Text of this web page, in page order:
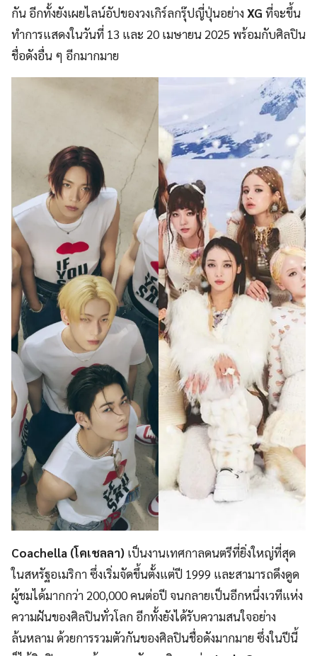
กัน อีกทั้งยังเผยไลน์อัปของวงเกิร์ลกรุ๊ปญี่ปุ่นอย่างXG ที่จะขึ้น
ทำการแสดงในวันที่ 13 และ 20 เมษายน 2025 พร้อมกับศิลปิน
ชื่อดังอื่น ๆ อีกมากมาย
Coachella (โคเชลลา) เป็นงานเทศกาลดนตรีที่ยิ่งใหญ่ที่สุด
ในสหรัฐอเมริกา ซึ่งเริ่มจัดขึ้นตั้งแต่ปี 1999 และสามารถดึงดูด
ผู้ชมได้มากกว่า 200,000 คนต่อปี จนกลายเป็นอีกหนึ่งเวทีแห่ง
ความฝันของศิลปินทั่วโลก อีกทั้งยังได้รับความสนใจอย่าง
ล้นหลาม ด้วยการรวมตัวกันของศิลปินชื่อดังมากมาย ซึ่งในปีนี้